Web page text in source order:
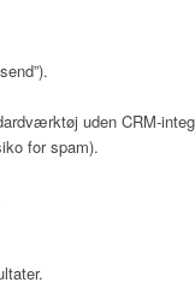
uden CRM-
for spam).